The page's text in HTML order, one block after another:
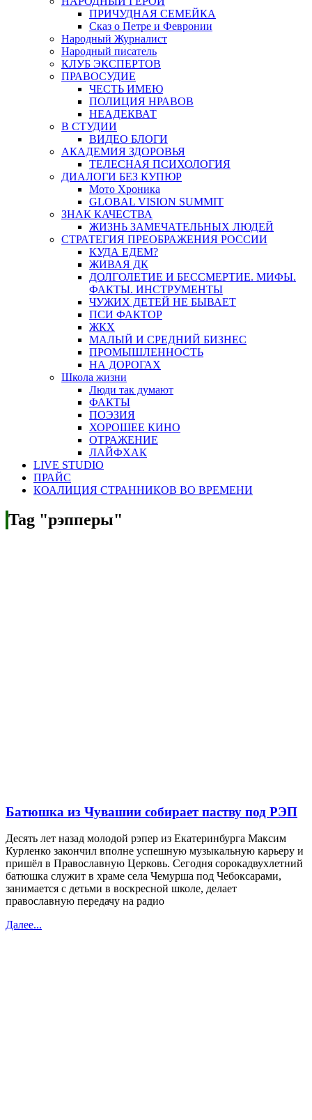
ПРИЧУДНАЯ СЕМЕЙКА
Сказ о Петре и Февронии
Народный Журналист
Народный писатель
КЛУБ ЭКСПЕРТОВ
ПРАВОСУДИЕ
ЧЕСТЬ ИМЕЮ
ПОЛИЦИЯ НРАВОВ
НЕАДЕКВАТ
В СТУДИИ
ВИДЕО БЛОГИ
АКАДЕМИЯ ЗДОРОВЬЯ
ТЕЛЕСНАЯ ПСИХОЛОГИЯ
ДИАЛОГИ БЕЗ КУПЮР
Мото Хроника
GLOBAL VISION SUMMIT
ЗНАК КАЧЕСТВА
ЖИЗНЬ ЗАМЕЧАТЕЛЬНЫХ ЛЮДЕЙ
СТРАТЕГИЯ ПРЕОБРАЖЕНИЯ РОССИИ
КУДА ЕДЕМ?
ЖИВАЯ ДК
ДОЛГОЛЕТИЕ И БЕССМЕРТИЕ. МИФЫ.
ФАКТЫ. ИНСТРУМЕНТЫ
ЧУЖИХ ДЕТЕЙ НЕ БЫВАЕТ
ПСИ ФАКТОР
ЖКХ
МАЛЫЙ И СРЕДНИЙ БИЗНЕС
ПРОМЫШЛЕННОСТЬ
НА ДОРОГАХ
Школа жизни
Люди так думают
ФАКТЫ
ПОЭЗИЯ
ХОРОШЕЕ КИНО
ОТРАЖЕНИЕ
ЛАЙФХАК
LIVE STUDIO
ПРАЙС
КОАЛИЦИЯ СТРАННИКОВ ВО ВРЕМЕНИ
Tag "рэпперы"
Батюшка из Чувашии собирает паству под РЭП
Десять лет назад молодой рэпер из Екатеринбурга Максим
Курленко закончил вполне успешную музыкальную карьеру и
пришёл в Православную Церковь. Сегодня сорокадвухлетний
батюшка служит в храме села Чемурша под Чебоксарами,
занимается с детьми в воскресной школе, делает
православную передачу на радио
Далее...